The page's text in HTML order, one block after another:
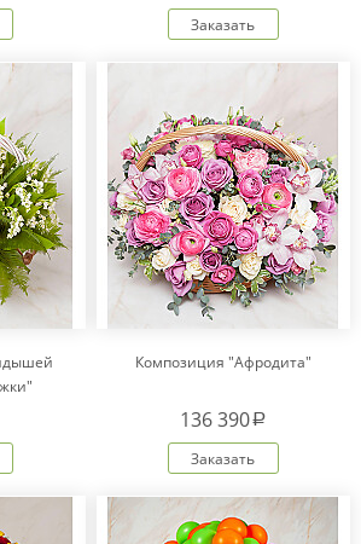
Заказать
Композиция "Афродита"
136 390a
Заказать